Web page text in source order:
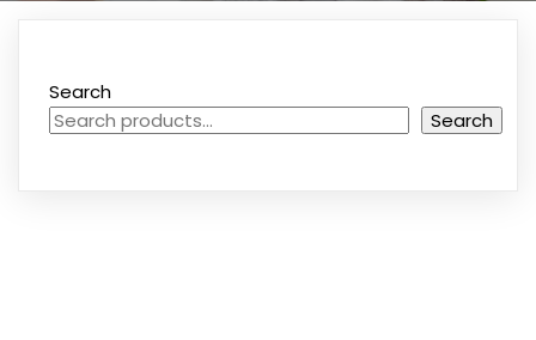
Search
Search